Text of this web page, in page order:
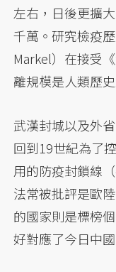
左右，日後更擴
千萬。研究檢疫
Markel）在接受
離規模是人類歷
武漢封城以及外
回到19世紀為了
用的防疫封鎖線
法常被批評是歐
的國家則是標榜
好對應了今日中